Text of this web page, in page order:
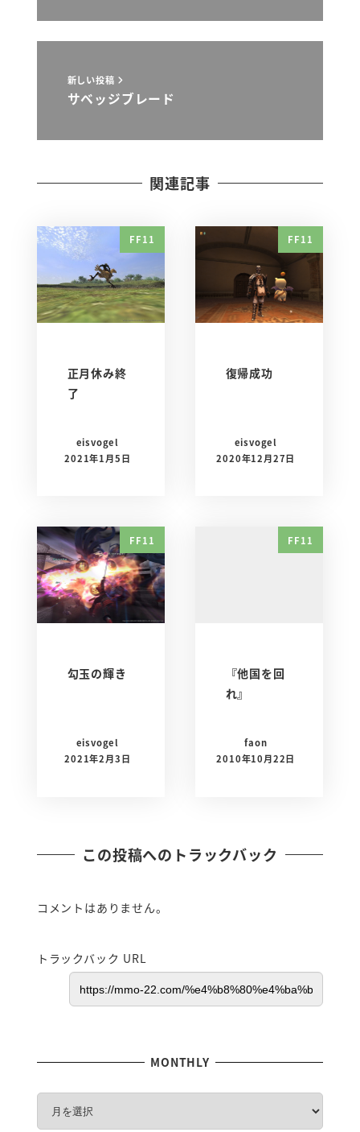
新しい投稿
サベッジブレード
関連記事
FF11
正月休み終
了
eisvogel
2021年1月5日
FF11
復帰成功
eisvogel
2020年12月27日
FF11
勾玉の輝き
eisvogel
2021年2月3日
FF11
『他国を回
れ』
faon
2010年10月22日
この投稿へのトラックバック
コメントはありません。
トラックバック URL
MONTHLY